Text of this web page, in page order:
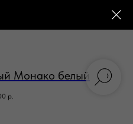
Монако белый
р.